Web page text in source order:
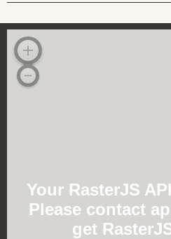
Your RasterJS
Please contact
get